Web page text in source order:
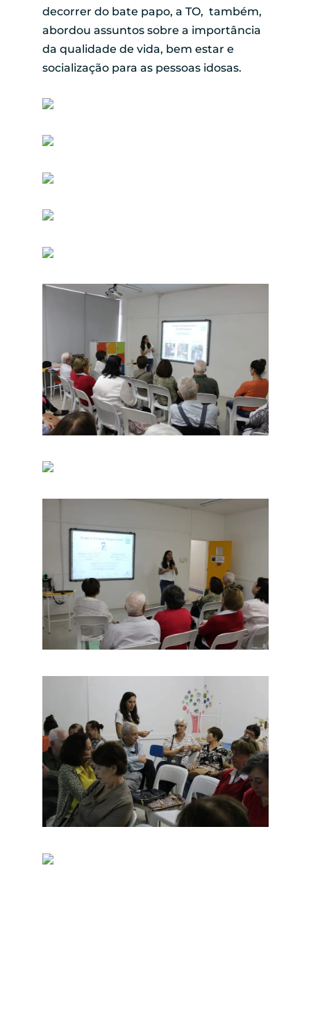
decorrer do bate papo, a TO, também,
abordou assuntos sobre a importância
da qualidade de vida, bem estar e
socialização para as pessoas idosas.